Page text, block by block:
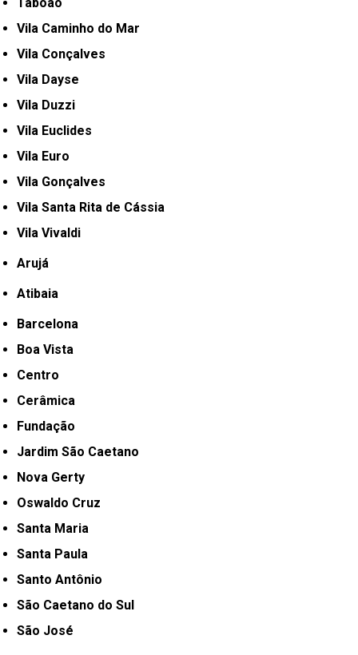
Vila Caminho do Mar
Vila Conçalves
Vila Dayse
Vila Duzzi
Vila Euclides
Vila Euro
Vila Gonçalves
Vila Santa Rita de Cássia
Vila Vivaldi
Arujá
Atibaia
Barcelona
Boa Vista
Centro
Cerâmica
Fundação
Jardim São Caetano
Nova Gerty
Oswaldo Cruz
Santa Maria
Santa Paula
Santo Antônio
São Caetano do Sul
São José